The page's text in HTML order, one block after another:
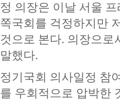
정 의장은 이날 서울
쪽국회를 걱정하지만
것으로 본다. 의장으로
말했다.
정기국회 의사일정 참
를 우회적으로 압박한